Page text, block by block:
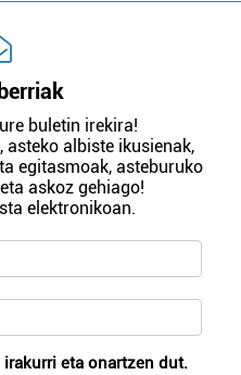
buletin irekira!
albiste ikusienak,
egitasmoak, asteburuko
askoz gehiago!
elektronikoan.
irakurri eta onartzen dut.